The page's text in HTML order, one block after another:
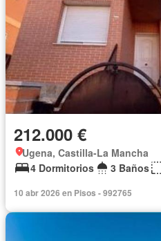
212.000 €
Ugena, Castilla-La Mancha
4 Dormitorios
3 Baños
10 abr 2026 en Pisos - 992765